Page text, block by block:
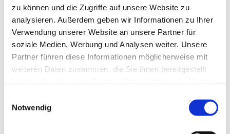
zu können und die Zugriffe auf unsere Website zu
analysieren. Außerdem geben wir Informationen zu Ihrer
Verwendung unserer Website an unsere Partner für
soziale Medien, Werbung und Analysen weiter. Unsere
Partner führen diese Informationen möglicherweise mit
weiteren Daten zusammen, die Sie ihnen bereitgestellt
Notwendig
© Gerardo Madeo / pixelio.de
Dienstag, 23. November 2027, 14:30 -
15:00 Uhr
Paul-Gerhardt-Kirchengemeinde,